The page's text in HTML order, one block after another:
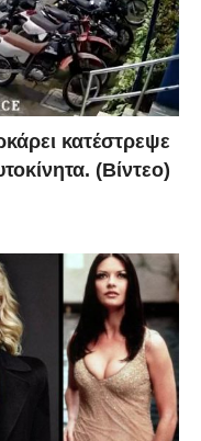
κατέστρεψε
(Βίντεο)